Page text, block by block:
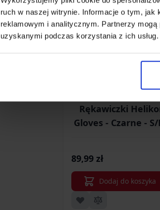
ruch w naszej witrynie. Informacje o tym, jak
reklamowym i analitycznym. Partnerzy
uzyskanymi podczas korzystania z ich usług.
(93)produkty
Rękawiczki
Gloves - Czarne -
89,99 zł
Dodaj do koszyka